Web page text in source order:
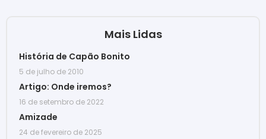
Mais Lidas
História de Capão Bonito
5 de julho de 2010
Artigo: Onde iremos?
16 de setembro de 2022
Amizade
24 de fevereiro de 2025